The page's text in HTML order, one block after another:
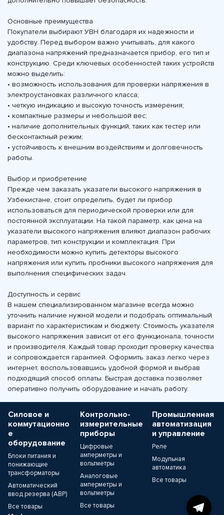
Основные преимущества
Покупатели выбирают УВН благодаря их надежности и
удобству. Перед выбором важно учитывать, для какого
диапазона напряжений предназначается прибор, его тип и
конструкцию. Среди ключевых особенностей таких устройств
можно выделить:
• возможность использования для проверки напряжения в
электроустановках различного класса;
• четкую индикацию и высокую точность измерения;
• компактные размеры и небольшой вес;
• наличие дополнительных функций, таких как тестер или
бесконтактный режим;
• устойчивость к внешним воздействиям и долговечность
работы.
Выбор и приобретение
Прежде чем заказать указатели высокого напряжения в
Узбекистане, стоит определить, будет ли прибор
использоваться для периодической проверки или для
постоянной эксплуатации. На такой параметр, как цена на
указатели высокого напряжения влияют диапазон рабочих
параметров, тип конструкции и комплектация. При
необходимости можно купить детекторы высокого
напряжения или купить пробники высокого напряжения для
выполнения специфических задач.
Доступность и сервис
В нашем специализированном магазине всегда можно
уточнить наличие нужной модели и подобрать оптимальный
вариант по характеристикам и бюджету. Стоимость указателя
высокого напряжения зависит от его функционала, точности
и производителя. Каждый товар проходит проверку качества
и сопровождается гарантией. Оформить заказ легко через
интернет, воспользовавшись удобной формой и выбрав
подходящий способ оплаты. Быстрая доставка позволяет
оперативно получить оборудование и начать работу.
Силовое и
коммутационно
е
оборудование
Блоки питания и
понижающие
трансформаторы
Автоматический
ввод резерва (АВР)
Все товары
Контрольно-
измерительные
приборы
Цифровые
амперметры и
вольтметры
Аналоговые
амперметры и
вольтметры
Все товары
Промышленная
автоматизация
и управление
Реле
Модульная
автоматика
Все товары